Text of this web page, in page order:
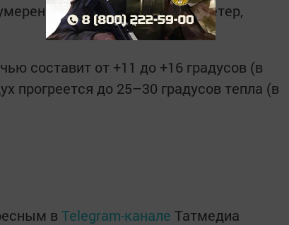
северо-восточный ветер,
составит от +11 до +16 градусов (в
прогреется до 25–30 градусов тепла (в
в Telegram-канале Татмедиа